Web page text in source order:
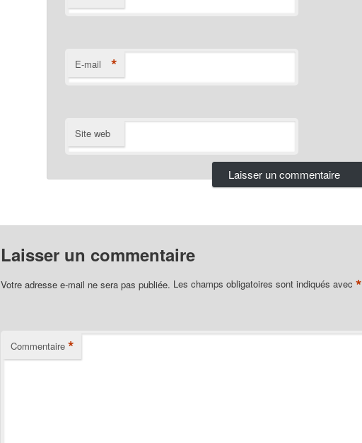
E-mail *
Site web
Laisser un commentaire
Votre adresse e-mail ne sera pas publiée. Les champs obligatoires sont indiqués avec *
Commentaire *